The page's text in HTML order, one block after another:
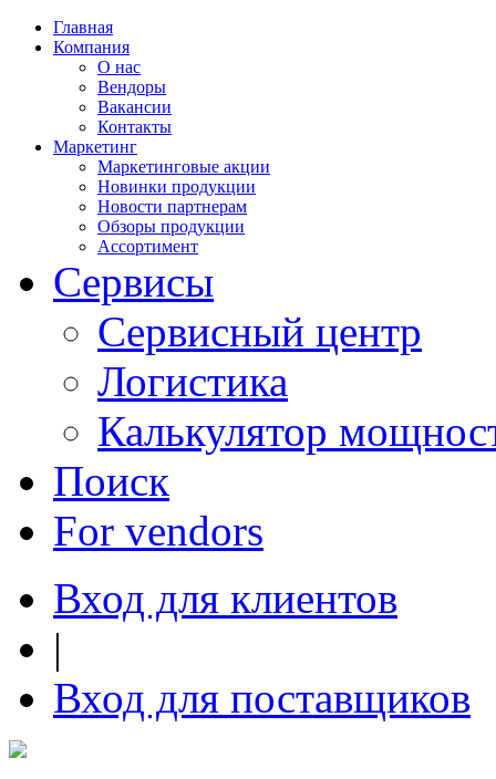
Главная
Компания
О нас
Вендоры
Вакансии
Контакты
Маркетинг
Маркетинговые акции
Новинки продукции
Новости партнерам
Обзоры продукции
Ассортимент
Сервисы
Сервисный центр
Логистика
Калькулятор
Поиск
For vendors
Вход для клиентов
|
Вход для поставщиков